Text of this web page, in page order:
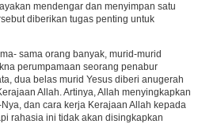
mendengar dan menyimpan satu
diberikan tugas penting untuk
sama orang banyak, murid-murid
perumpamaan seorang penabur
dua belas murid Yesus diberi anugerah
Allah. Artinya, Allah menyingkapkan
dan cara kerja Kerajaan Allah kepada
rahasia ini tidak akan disingkapkan